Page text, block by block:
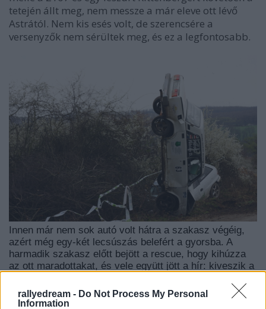
rallyedream - Do Not Process My Personal
Information
tetején állt meg, nem messze a már eleve ott lévő
Astrától. Nem kis esés volt, de szerencsére a
versenyzők nem sérültek meg, és ez a legfontosabb.
Innen már nem sok autó volt hátra a szakasz végéig,
azért még egy-két lecsúszás belefért a gyorsba. A
harmadik szakasz előtt bejött a rescue, hogy kihúzza
az ott maradottakat, és vele együtt jött a hír: kiveszik a
megoldható volt, ugyanis ez a trükkös hely gyors
elején/végén(iránytól függően) található.